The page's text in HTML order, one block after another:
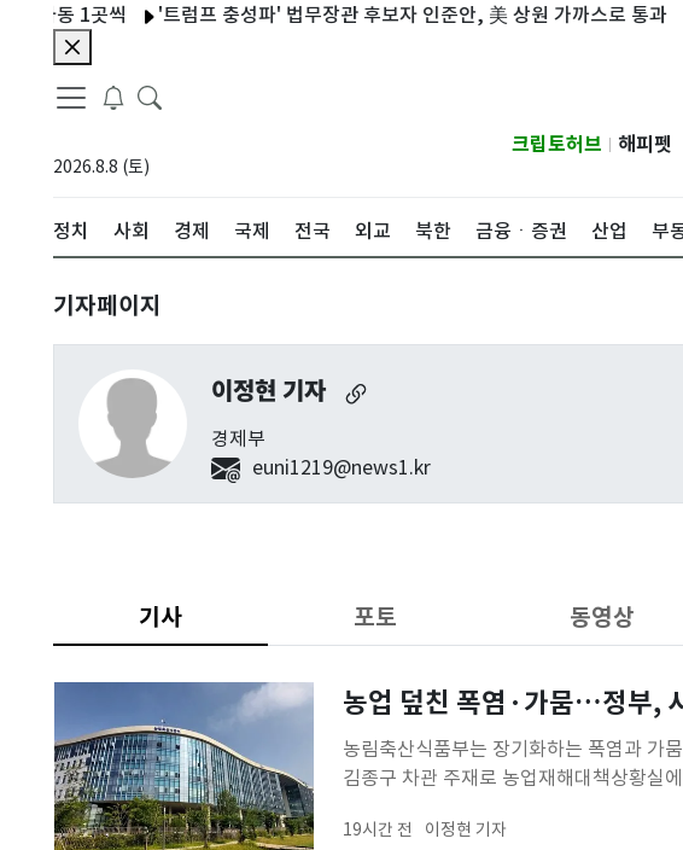
1곳씩 '트럼프 충성파' 법무장관 후보자 인준안, 美 상원 가까스로 통과 '9월
2026.8.8 (토)
크립토허브 해피펫
정치 사회 경제 국제 전국 외교 북한 금융ㆍ증권 산업 부
기자페이지
이정현 기자
경제부
euni1219@news1.kr
기사 포토 동영상
농업 덮친 폭염·가뭄…정부,
농림축산식품부는 장기화하는 폭염과 가
김종구 차관 주재로 농업재해대책상황실
르면 수도권과 강원, 전라권 일부에는 폭
19시간 전 이정현 기자